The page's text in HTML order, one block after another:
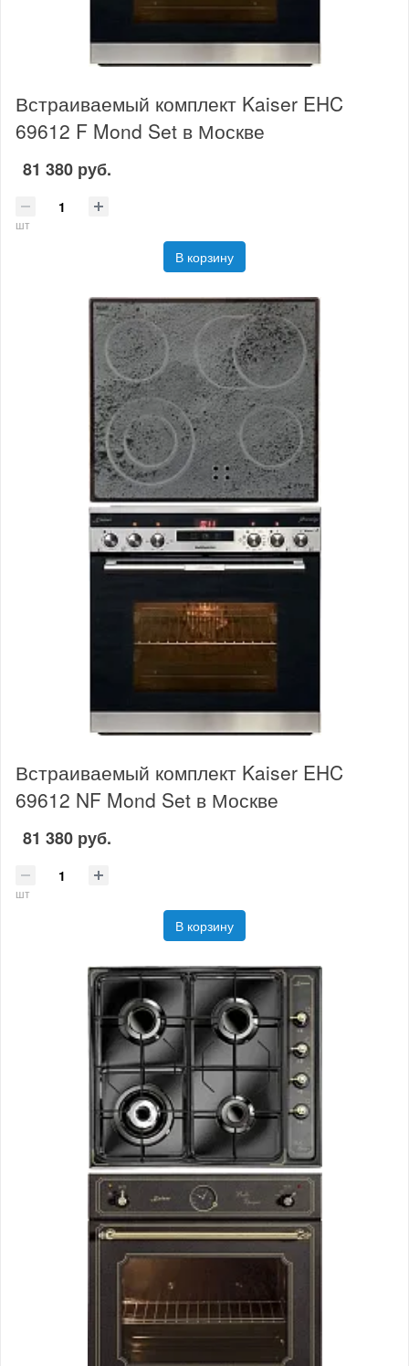
Встраиваемый комплект Kaiser EHC
69612 F Mond Set в Москве
81 380 руб.
шт
В корзину
Встраиваемый комплект Kaiser EHC
69612 NF Mond Set в Москве
81 380 руб.
шт
В корзину